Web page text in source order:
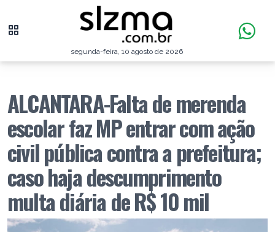
segunda-feira, 10 agosto de 2026
ALCANTARA-Falta de merenda
escolar faz MP entrar com ação
civil pública contra a prefeitura;
caso haja descumprimento
multa diária de R$ 10 mil